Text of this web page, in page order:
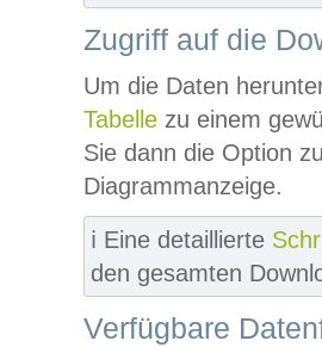
Zugriff auf die
Um die Daten
Tabelle zu einem
Sie dann die Option
Diagrammanzeige.
ℹ️ Eine detaillierte
den gesamten
Verfügbare